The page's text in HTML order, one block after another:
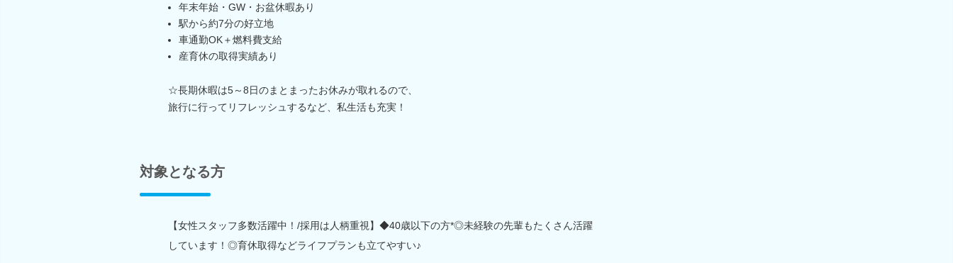
年末年始・GW・お盆休暇あり
駅から約7分の好立地
車通勤OK＋燃料費支給
産育休の取得実績あり
☆長期休暇は5～8日のまとまったお休みが取れるので、
旅行に行ってリフレッシュするなど、私生活も充実！
対象となる方
【女性スタッフ多数活躍中！/採用は人柄重視】◆40歳以下の方*◎未経験の先輩もたくさん活躍
しています！◎育休取得などライフプランも立てやすい♪